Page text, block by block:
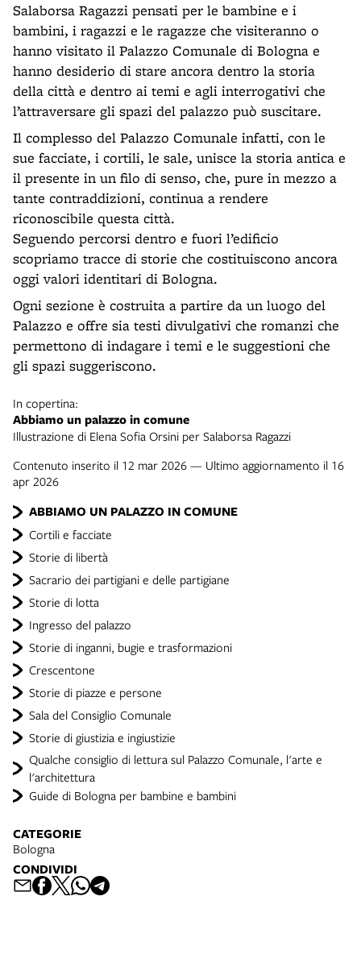
ABBIAMO UN PALAZZO IN COMUNE
Cortili e facciate
Storie di libertà
Sacrario dei partigiani e delle partigiane
Storie di lotta
Ingresso del palazzo
Storie di inganni, bugie e trasformazioni
Crescentone
Storie di piazze e persone
Sala del Consiglio Comunale
Storie di giustizia e ingiustizie
Qualche consiglio di lettura sul Palazzo Comunale, l'arte e
l'architettura
Guide di Bologna per bambine e bambini
Salaborsa Ragazzi pensati per le bambine e i
bambini, i ragazzi e le ragazze che visiteranno o
hanno visitato il Palazzo Comunale di Bologna e
hanno desiderio di stare ancora dentro la storia
della città e dentro ai temi e agli interrogativi che
l’attraversare gli spazi del palazzo può suscitare.
Il complesso del Palazzo Comunale infatti, con le
sue facciate, i cortili, le sale, unisce la storia antica e
il presente in un filo di senso, che, pure in mezzo a
tante contraddizioni, continua a rendere
riconoscibile questa città.
Seguendo percorsi dentro e fuori l’edificio
scopriamo tracce di storie che costituiscono ancora
oggi valori identitari di Bologna.
Ogni sezione è costruita a partire da un luogo del
Palazzo e offre sia testi divulgativi che romanzi che
permettono di indagare i temi e le suggestioni che
gli spazi suggeriscono.
In copertina:
Abbiamo un palazzo in comune
Illustrazione di Elena Sofia Orsini per Salaborsa Ragazzi
Contenuto inserito il 12 mar 2026 — Ultimo aggiornamento il 16
apr 2026
CATEGORIE
Bologna
CONDIVIDI